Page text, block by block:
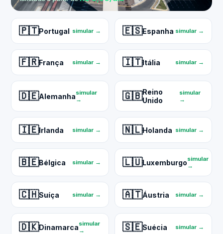
🇵🇹Portugal simular → 🇪🇸Espanha simular →
🇫🇷França simular → 🇮🇹Itália simular →
🇩🇪Alemanhasimular
→
🇬🇧Reino
Unido
simular
→
🇮🇪Irlanda simular → 🇳🇱Holanda simular →
🇧🇪Bélgica simular → 🇱🇺Luxemburgosimular
→
🇨🇭Suíça simular → 🇦🇹Áustria simular →
🇩🇰Dinamarcasimular
→
🇸🇪Suécia simular →